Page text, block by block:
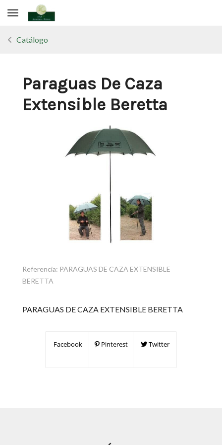
Toggle navigation
Catálogo
Paraguas De Caza
Extensible Beretta
Referencia: PARAGUAS DE CAZA EXTENSIBLE
BERETTA
PARAGUAS DE CAZA EXTENSIBLE BERETTA
Facebook Pinterest Twitter